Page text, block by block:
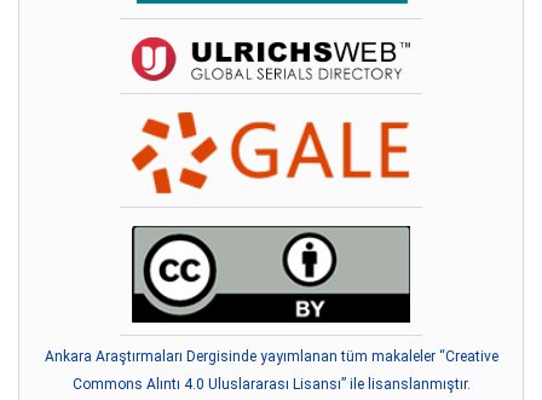
Ankara Araştırmaları Dergisinde yayımlanan tüm makaleler “Creative
Commons Alıntı 4.0 Uluslararası Lisansı” ile lisanslanmıştır.